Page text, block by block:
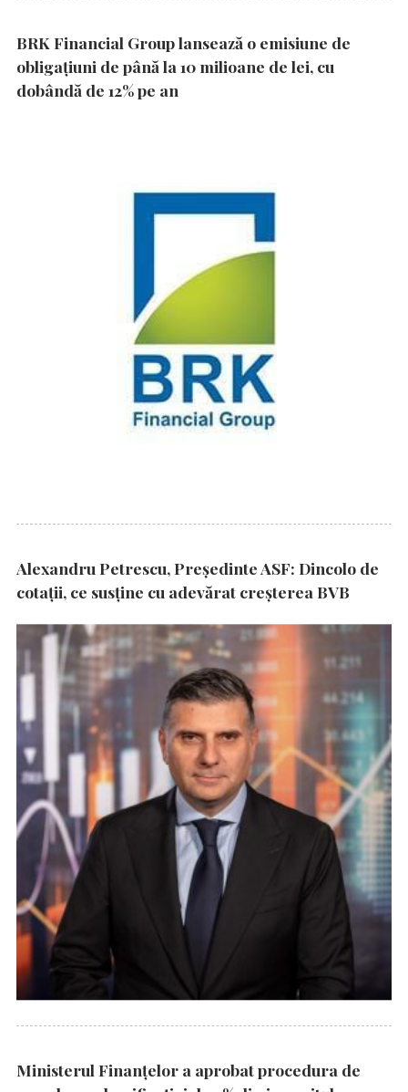
BRK Financial Group lansează o emisiune de
obligațiuni de până la 10 milioane de lei, cu
dobândă de 12% pe an
Alexandru Petrescu, Președinte ASF: Dincolo de
cotații, ce susține cu adevărat creșterea BVB
Ministerul Finanțelor a aprobat procedura de